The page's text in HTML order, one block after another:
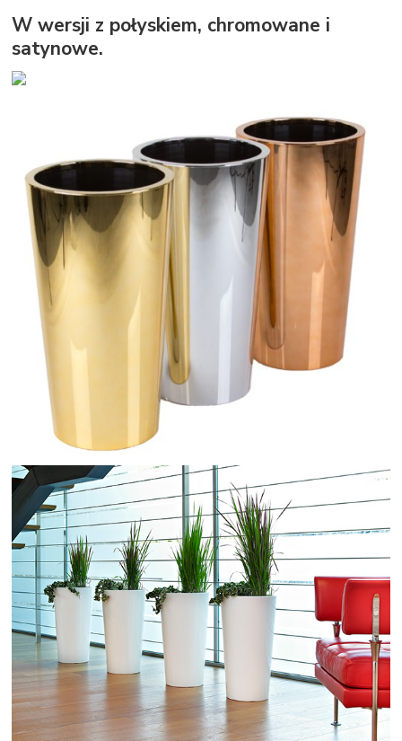
W wersji z połyskiem, chromowane i
satynowe.